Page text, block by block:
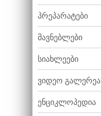
პრეპარატები
მავნებლები
სიახლეები
ვიდეო გალერეა
ენციკლოპედია